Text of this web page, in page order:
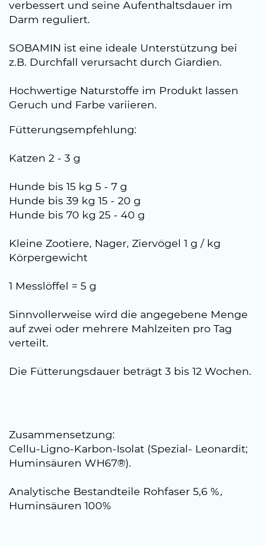
verbessert und seine Aufenthaltsdauer im
Darm reguliert.
SOBAMIN ist eine ideale Unterstützung bei
z.B. Durchfall verursacht durch Giardien.
Hochwertige Naturstoffe im Produkt lassen
Geruch und Farbe variieren.
Fütterungsempfehlung:
Katzen 2 - 3 g
Hunde bis 15 kg 5 - 7 g
Hunde bis 39 kg 15 - 20 g
Hunde bis 70 kg 25 - 40 g
Kleine Zootiere, Nager, Ziervögel 1 g / kg
Körpergewicht
1 Messlöffel = 5 g
Sinnvollerweise wird die angegebene Menge
auf zwei oder mehrere Mahlzeiten pro Tag
verteilt.
Die Fütterungsdauer beträgt 3 bis 12 Wochen.
Zusammensetzung:
Cellu-Ligno-Karbon-Isolat (Spezial- Leonardit;
Huminsäuren WH67®).
Analytische Bestandteile Rohfaser 5,6 %,
Huminsäuren 100%